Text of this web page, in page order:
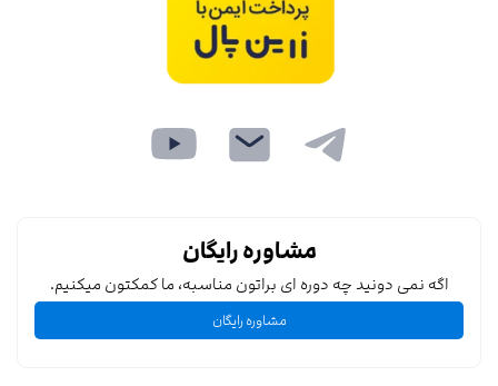
مشاوره رایگان
اگه نمی دونید چه دوره ای براتون مناسبه، ما کمکتون میکنیم.
مشاوره رایگان